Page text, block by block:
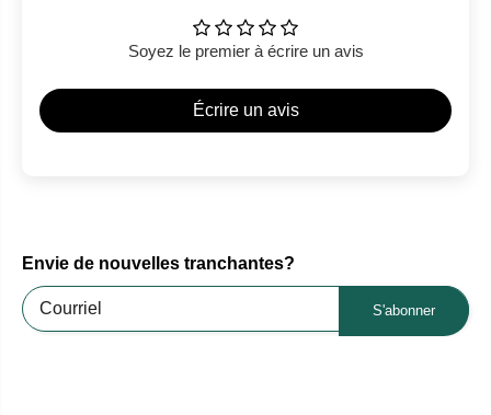
Soyez le premier à écrire un avis
Écrire un avis
Envie de nouvelles tranchantes?
S'abonner